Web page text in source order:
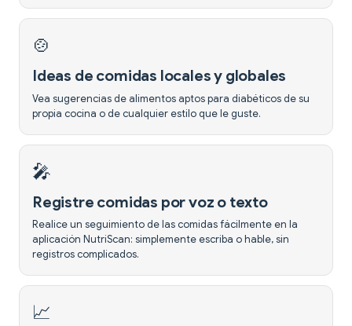
🍲
Ideas de comidas locales y globales
Vea sugerencias de alimentos aptos para diabéticos de su
propia cocina o de cualquier estilo que le guste.
🎤
Registre comidas por voz o texto
Realice un seguimiento de las comidas fácilmente en la
aplicación NutriScan: simplemente escriba o hable, sin
registros complicados.
📈